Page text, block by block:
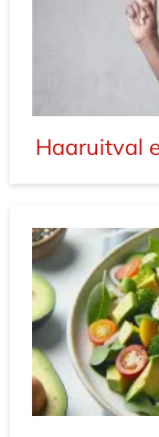
Haaruitval